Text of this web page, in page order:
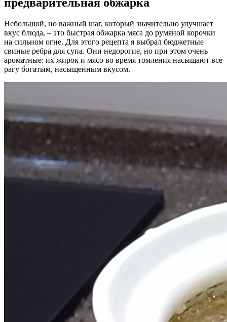
Небольшой, но важный шаг, который значительно улучшает
вкус блюда, – это быстрая обжарка мяса до румяной корочки
на сильном огне. Для этого рецепта я выбрал бюджетные
свиные ребра для супа. Они недорогие, но при этом очень
ароматные: их жирок и мясо во время томления насыщают все
рагу богатым, насыщенным вкусом.